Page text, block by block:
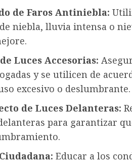
de Faros Antiniebla:
niebla, lluvia intensa o
Luces Accesorias:
y se utilicen de
excesivo o deslumbrante.
de Luces Delanteras:
para garantizar
Educar a los